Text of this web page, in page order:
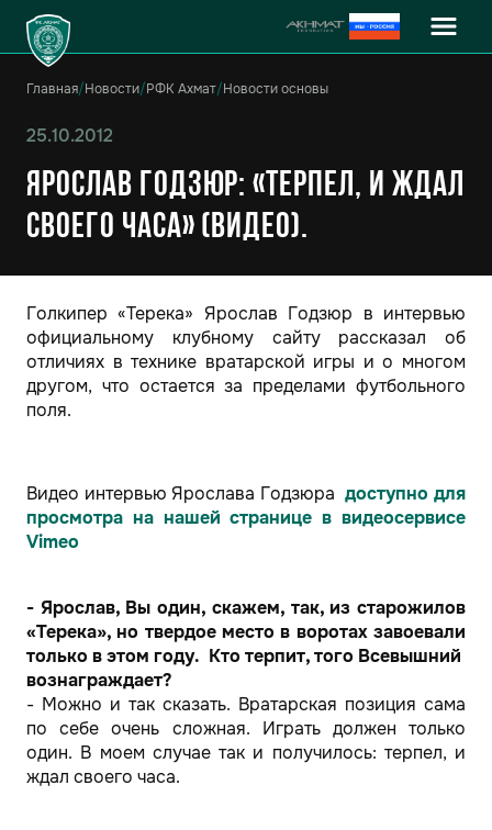
Главная/Новости/РФК Ахмат/Новости основы
25.10.2012
Ярослав Годзюр: «Терпел, и ждал
своего часа» (Видео).
Голкипер «Терека» Ярослав Годзюр в интервью
официальному клубному сайту рассказал об
отличиях в технике вратарской игры и о многом
другом, что остается за пределами футбольного
поля.
Видео интервью Ярослава Годзюрадоступно для
просмотра на нашей странице в видеосервисе
Vimeo
- Ярослав, Вы один, скажем, так, из старожилов
«Терека», но твердое место в воротах завоевали
только в этом году. Кто терпит, того Всевышний
вознаграждает?
- Можно и так сказать. Вратарская позиция сама
по себе очень сложная. Играть должен только
один. В моем случае так и получилось: терпел, и
ждал своего часа.